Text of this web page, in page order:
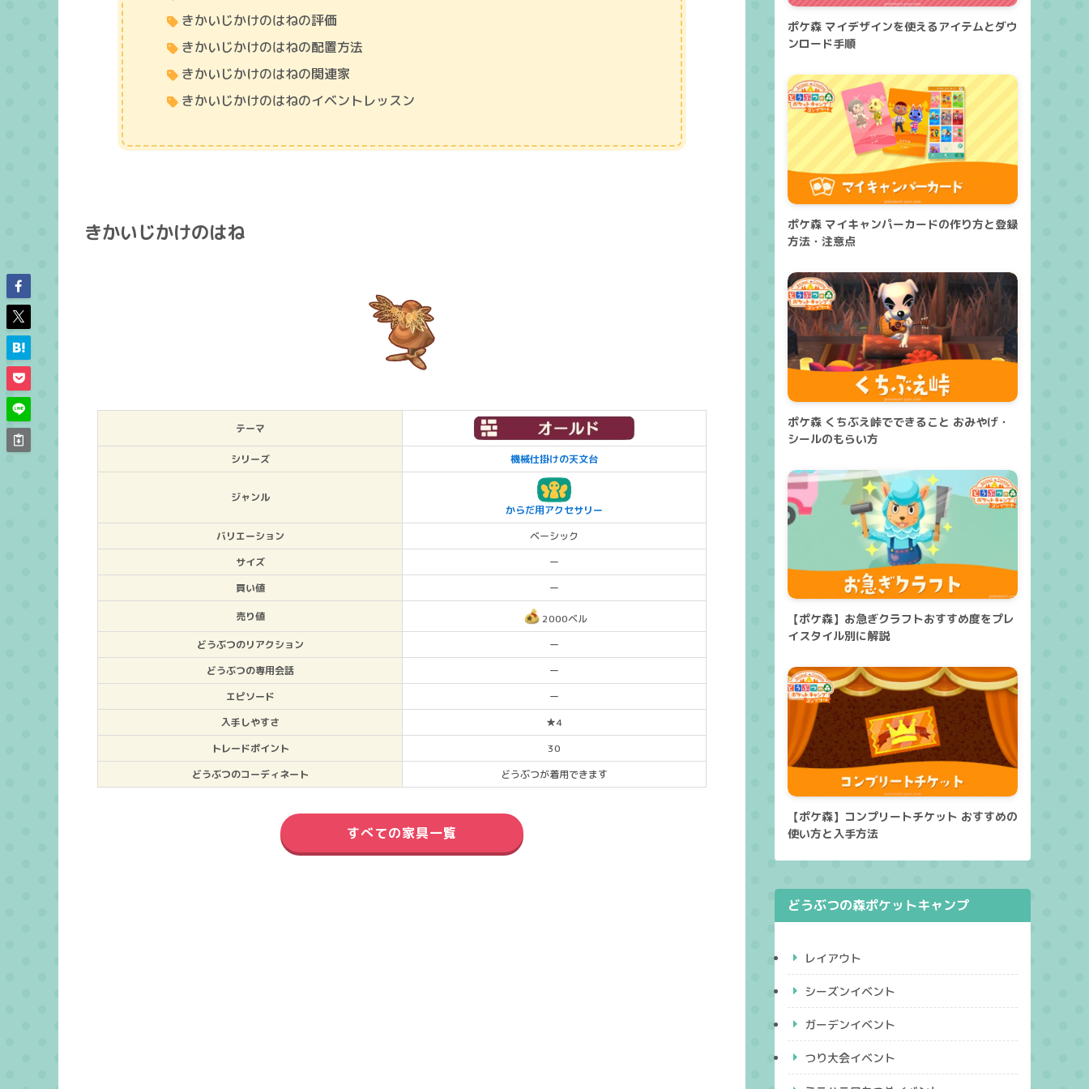
きかいじかけのはねの評価
きかいじかけのはねの配置方法
きかいじかけのはねの関連家
きかいじかけのはねのイベントレッスン
きかいじかけのはね
テーマ
シリーズ 機械仕掛けの天文台
ジャンル
からだ用アクセサリー
バリエーション
ベーシック
サイズ
ー
買い値
ー
売り値
2000ベル
どうぶつのリアクション
ー
どうぶつの専用会話
ー
エピソード
ー
入手しやすさ
★4
トレードポイント
30
どうぶつのコーディネート
どうぶつが着用できます
すべての家具一覧
ポケ森 マイデザインを使えるアイテムとダウ
ンロード手順
ポケ森 マイキャンパーカードの作り方と登録
方法・注意点
ポケ森 くちぶえ峠でできること おみやげ・
シールのもらい方
【ポケ森】お急ぎクラフトおすすめ度をプレ
イスタイル別に解説
【ポケ森】コンプリートチケット おすすめの
使い方と入手方法
どうぶつの森ポケットキャンプ
レイアウト
シーズンイベント
ガーデンイベント
つり大会イベント